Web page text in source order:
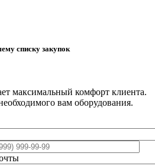
списку закупок
максимальный комфорт клиента.
вам оборудования.